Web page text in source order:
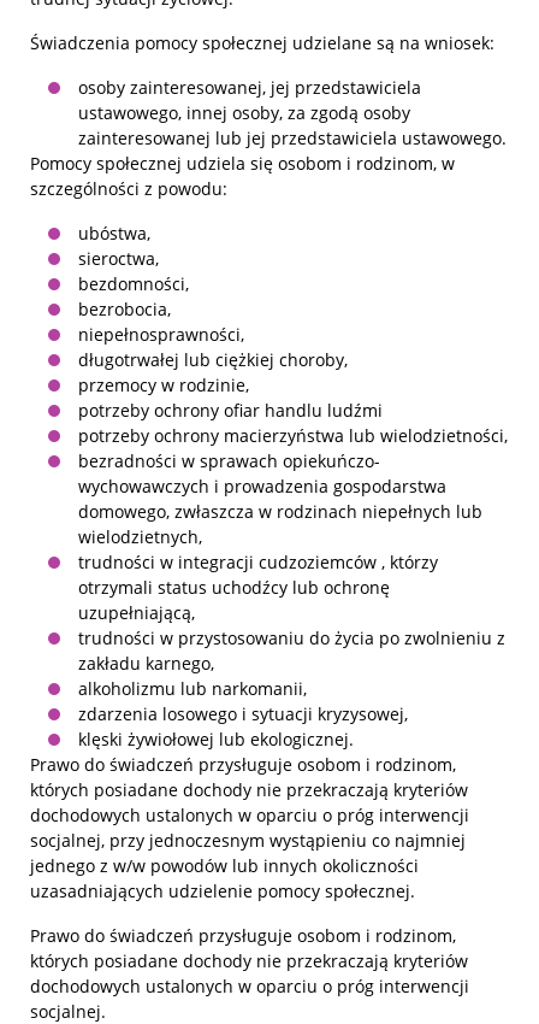
Świadczenia pomocy społecznej udzielane są na wniosek:
osoby zainteresowanej, jej przedstawiciela
ustawowego, innej osoby, za zgodą osoby
zainteresowanej lub jej przedstawiciela ustawowego.
Pomocy społecznej udziela się osobom i rodzinom, w
szczególności z powodu:
ubóstwa,
sieroctwa,
bezdomności,
bezrobocia,
niepełnosprawności,
długotrwałej lub ciężkiej choroby,
przemocy w rodzinie,
potrzeby ochrony ofiar handlu ludźmi
potrzeby ochrony macierzyństwa lub wielodzietności,
bezradności w sprawach opiekuńczo-
wychowawczych i prowadzenia gospodarstwa
domowego, zwłaszcza w rodzinach niepełnych lub
wielodzietnych,
trudności w integracji cudzoziemców , którzy
otrzymali status uchodźcy lub ochronę
uzupełniającą,
trudności w przystosowaniu do życia po zwolnieniu z
zakładu karnego,
alkoholizmu lub narkomanii,
zdarzenia losowego i sytuacji kryzysowej,
klęski żywiołowej lub ekologicznej.
Prawo do świadczeń przysługuje osobom i rodzinom,
których posiadane dochody nie przekraczają kryteriów
dochodowych ustalonych w oparciu o próg interwencji
socjalnej, przy jednoczesnym wystąpieniu co najmniej
jednego z w/w powodów lub innych okoliczności
uzasadniających udzielenie pomocy społecznej.
Prawo do świadczeń przysługuje osobom i rodzinom,
których posiadane dochody nie przekraczają kryteriów
dochodowych ustalonych w oparciu o próg interwencji
socjalnej.